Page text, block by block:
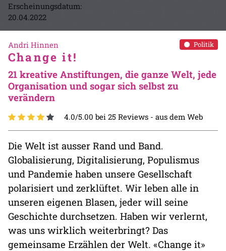
Erscheinungsdatum:
20.04.2022
Politik
Andri Hinnen
Change it!
21 kreative Anstiftungen, die ganze Welt, jede
Organisation und sogar sich selbst zu
verändern
4.0/5.00 bei 25 Reviews - aus dem Web
Die Welt ist ausser Rand und Band.
Globalisierung, Digitalisierung, Populismus
und Pandemie haben unsere Gesellschaft
polarisiert und zerklüftet. Wir leben alle in
unseren eigenen Blasen, jeder will seine
Geschichte durchsetzen. Haben wir verlernt,
was uns wirklich weiterbringt? Das
gemeinsame Erzählen der Welt. «Change it»